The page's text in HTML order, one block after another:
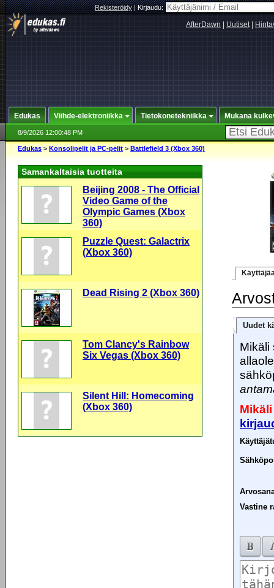
Rekisteröidy|Kirjaudu:
AfterDawn Uutiset|
Edukas Viihde-elektroniikka Tietokonetekniikka Mukana
8/9/2026 12:00:48 PM
Edukas > Konsolipelit ja PC-pelit > Battlefield 3 (Xbox 360)
Uudet
Mikäli
Vastine
Samankaltaisia tuotteita
Beijing 2008 - The Official
Video Game of the
Olympic Games (Xbox
360)
Puzzle Quest: Galactrix
(Xbox 360)
Dead Rising 2 (Xbox 360)
Tom Clancy's Rainbow
Six Vegas (Xbox 360)
Silent Hill: Homecoming
(Xbox 360)